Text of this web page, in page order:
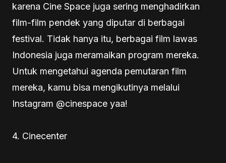
karena Cine Space juga sering menghadirkan
film-film pendek yang diputar di berbagai
festival. Tidak hanya itu, berbagai film lawas
Indonesia juga meramaikan program mereka.
Untuk mengetahui agenda pemutaran film
mereka, kamu bisa mengikutinya melalui
Instagram @cinespace yaa!
4. Cinecenter